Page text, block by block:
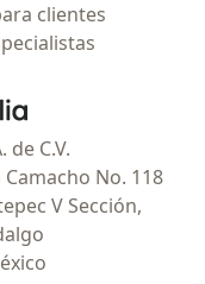
DE CIRUGIA
clientes
- Página de inicio
de C.V.
No. 118
V Sección,